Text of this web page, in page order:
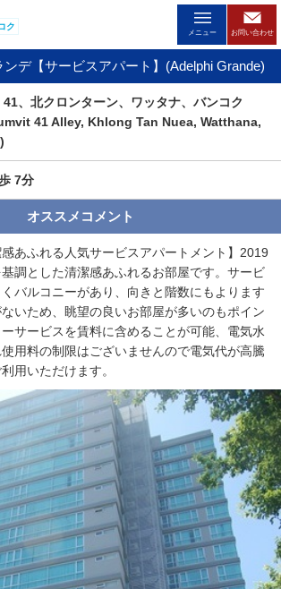
ク
メニュー お問い合わせ
デ【サービスアパート】(Adelphi Grande)
、北クロンターン、ワッタナ、バンコク
41 Alley, Khlong Tan Nuea, Watthana,
7分
オススメコメント
感あふれる人気サービスアパートメント】2019
調とした清潔感あふれるお部屋です。サービ
バルコニーがあり、向きと階数にもよります
いため、眺望の良いお部屋が多いのもポイン
サービスを賃料に含めることが可能、電気水
用料の制限はございませんので電気代が高騰
用いただけます。